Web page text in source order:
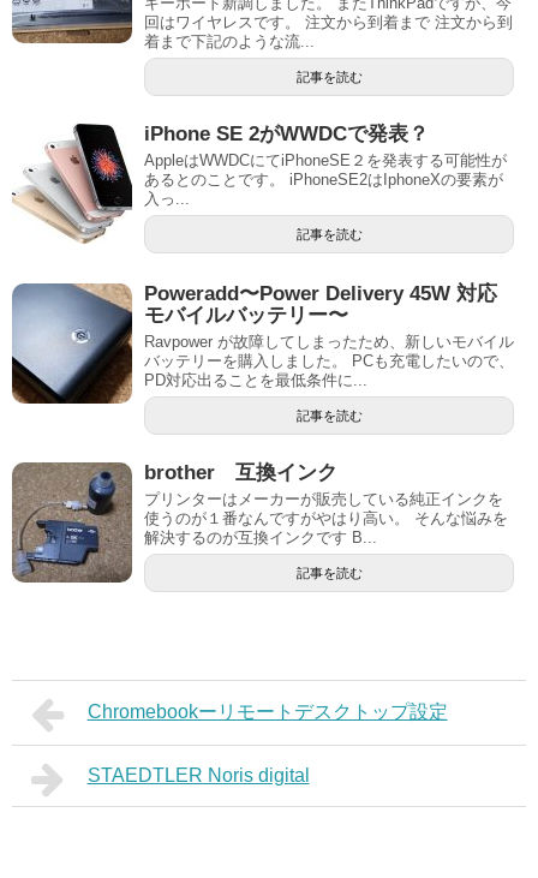
回はワイヤレスです。 注文から到着まで 注文から到
着まで下記のような流...
記事を読む
iPhone SE 2がWWDCで発表？
AppleはWWDCにてiPhoneSE２を発表する可能性が
あるとのことです。 iPhoneSE2はIphoneXの要素が
入っ...
記事を読む
Poweradd〜Power Delivery 45W 対応
モバイルバッテリー〜
Ravpower が故障してしまったため、新しいモバイル
バッテリーを購入しました。 PCも充電したいので、
PD対応出ることを最低条件に...
記事を読む
brother 互換インク
プリンターはメーカーが販売している純正インクを
使うのが１番なんですがやはり高い。 そんな悩みを
解決するのが互換インクです B...
記事を読む
Chromebookーリモートデスクトップ設定
STAEDTLER Noris digital